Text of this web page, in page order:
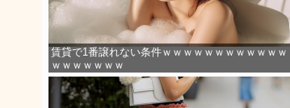
賃貸で1番譲れない条件ｗｗｗｗｗｗｗｗｗｗｗｗ
ｗｗｗｗｗｗｗ